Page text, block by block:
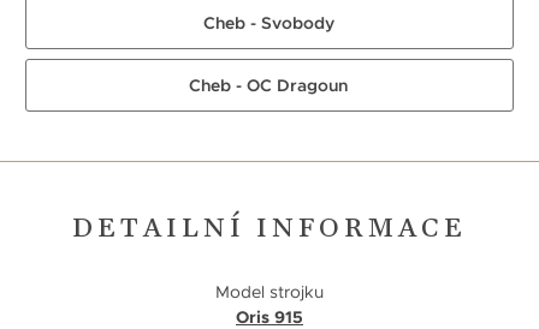
Cheb - Svobody
Cheb - OC Dragoun
DETAILNÍ INFORMACE
Model strojku
Oris 915